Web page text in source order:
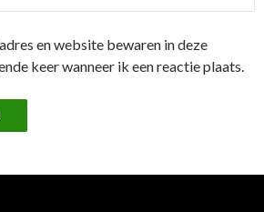
en website bewaren in deze
keer wanneer ik een reactie plaats.